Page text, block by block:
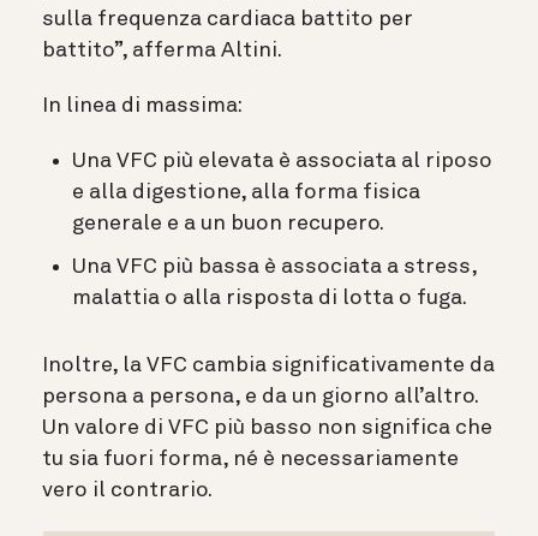
sulla frequenza cardiaca battito per
battito”, afferma Altini.
In linea di massima:
Una VFC più elevata è associata al riposo
e alla digestione, alla forma fisica
generale e a un buon recupero.
Una VFC più bassa è associata a stress,
malattia o alla risposta di lotta o fuga.
Inoltre, la VFC cambia significativamente da
persona a persona, e da un giorno all’altro.
Un valore di VFC più basso non significa che
tu sia fuori forma, né è necessariamente
vero il contrario.